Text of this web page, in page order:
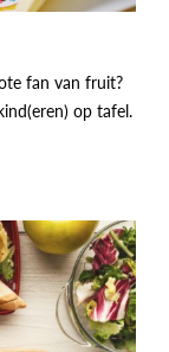
fan van fruit?
op tafel.